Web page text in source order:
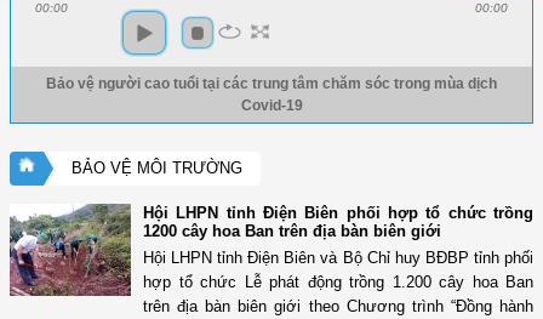
00:00 00:00
Bảo vệ người cao tuổi tại các trung tâm chăm sóc trong mùa dịch
Covid-19
BẢO VỆ MÔI TRƯỜNG
Hội LHPN tỉnh Điện Biên phối hợp tổ chức trồng
1200 cây hoa Ban trên địa bàn biên giới
Hội LHPN tỉnh Điện Biên và Bộ Chỉ huy BĐBP tỉnh phối
hợp tổ chức Lễ phát động trồng 1.200 cây hoa Ban
trên địa bàn biên giới theo Chương trình “Đồng hành